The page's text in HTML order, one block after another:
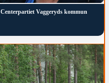
Centerpartiet Vaggeryds kommun